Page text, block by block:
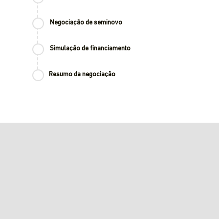
Negociação de seminovo
Simulação de financiamento
Resumo da negociação